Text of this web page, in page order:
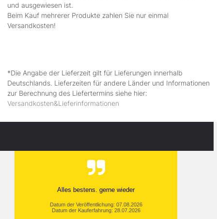
und ausgewiesen ist.
Beim Kauf mehrerer Produkte zahlen Sie nur einmal
Versandkosten!
*Die Angabe der Lieferzeit gilt für Lieferungen innerhalb
Deutschlands. Lieferzeiten für andere Länder und Informationen
zur Berechnung des Liefertermins siehe hier:
Versandkosten&Lieferinformationen
Alles bestens. gerne wieder
Datum der Veröffentlichung: 07.08.2026
Datum der Kauferfahrung: 28.07.2026